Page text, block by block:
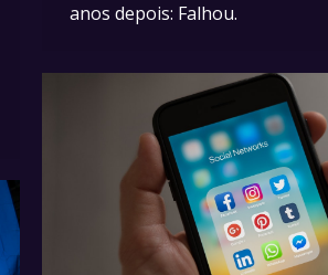
anos depois: Falhou.